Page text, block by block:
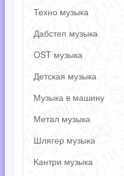
Техно музыка
Дабстеп музыка
OST музыка
Детская музыка
Музыка в машину
Метал музыка
Шлягер музыка
Кантри музыка